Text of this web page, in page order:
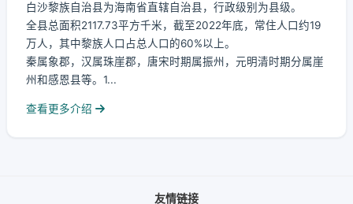
白沙黎族自治县为海南省直辖自治县，行政级别为县级。
全县总面积2117.73平方千米，截至2022年底，常住人口约19
万人，其中黎族人口占总人口的60%以上。
秦属象郡，汉属珠崖郡，唐宋时期属振州，元明清时期分属崖
州和感恩县等。1...
查看更多介绍
友情链接